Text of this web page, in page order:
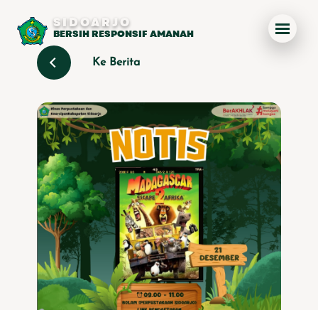
SIDOARJO
BERSIH RESPONSIF AMANAH
Ke Berita